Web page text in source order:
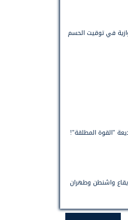
في توقيت الحسم
"القوة المطلقة"!
واشنطن وطهران